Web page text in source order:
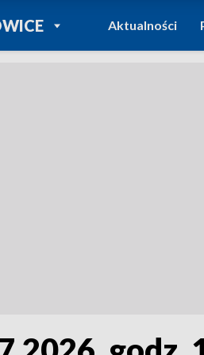
POWRÓT DO
TVP REGIONY
Aktualności